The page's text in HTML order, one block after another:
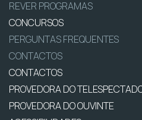
REVER PROGRAMAS
CONCURSOS
PERGUNTAS FREQUENTES
CONTACTOS
CONTACTOS
PROVEDORA DO
PROVEDORA DO OUVINTE